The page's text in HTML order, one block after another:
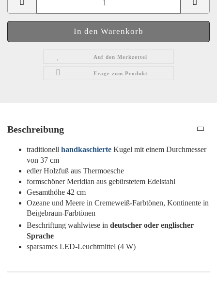
Auf den Merkzettel
Frage zum Produkt
Beschreibung
traditionell handkaschierte Kugel mit einem Durchmesser
von 37 cm
edler Holzfuß aus Thermoesche
formschöner Meridian aus gebürstetem Edelstahl
Gesamthöhe 42 cm
Ozeane und Meere in Cremeweiß-Farbtönen, Kontinente in
Beigebraun-Farbtönen
Beschriftung wahlwiese in deutscher oder englischer
Sprache
sparsames LED-Leuchtmittel (4 W)